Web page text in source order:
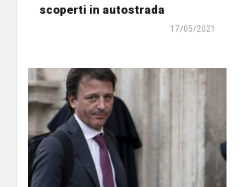
scoperti in autostrada
17/05/2021